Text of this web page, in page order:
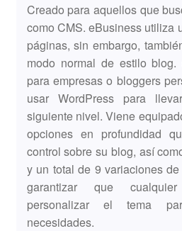
Creado para aquellos que
como CMS. eBusiness utiliza
páginas, sin embargo,
modo normal de estilo
para empresas o bloggers
usar WordPress para
siguiente nivel. Viene
opciones en profundidad
control sobre su blog, así
y un total de 9 variaciones
garantizar que
personalizar el tema
necesidades.